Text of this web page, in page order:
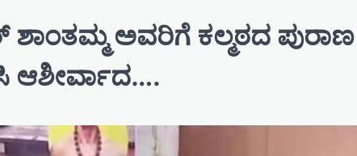
ಅವರಿಗೆ ಕಲ್ಮಠದ ಪುರಾಣ
ಆಶೀರ್ವಾದ….